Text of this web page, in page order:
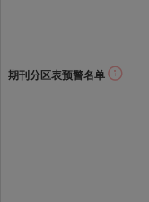
期刊分区表预警名单